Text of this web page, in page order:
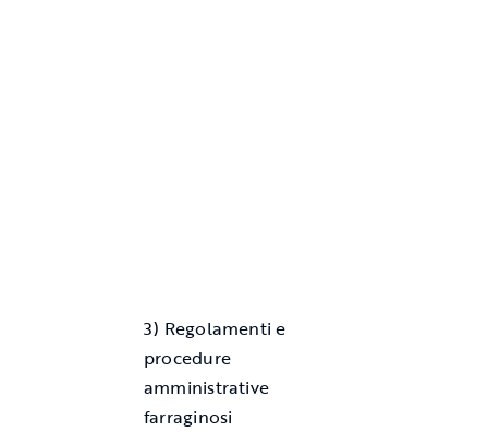
3) Regolamenti e
procedure
amministrative
farraginosi